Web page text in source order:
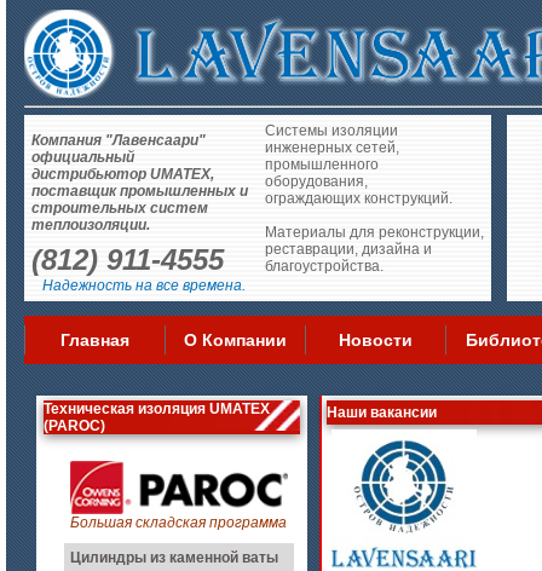
Компания "Лавенсаари"
официальный
дистрибьютор UMATEX,
поставщик промышленных и
строительных систем
теплоизоляции.
(812) 911-4555
Надежность на все времена.
Системы изоляции
инженерных сетей,
промышленного
оборудования,
ограждающих конструкций.
Материалы для реконструкции,
реставрации, дизайна и
благоустройства.
Главная О Компании Новости
Техническая изоляция UMATEX
(PAROC)
Большая складская программа
Цилиндры из каменной ваты
Наши вакансии